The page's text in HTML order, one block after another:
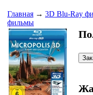
Главная → 3D Blu-Ray
фильмы